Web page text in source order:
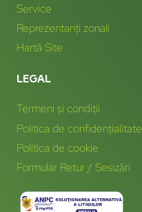
Service
Reprezentanți zonali
Hartă Site
LEGAL
Termeni și condiții
Politica de confidențialitate
Politica de cookie
Formular Retur / Sesizări